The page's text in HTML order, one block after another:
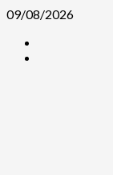
Skip
content
09/08/2026